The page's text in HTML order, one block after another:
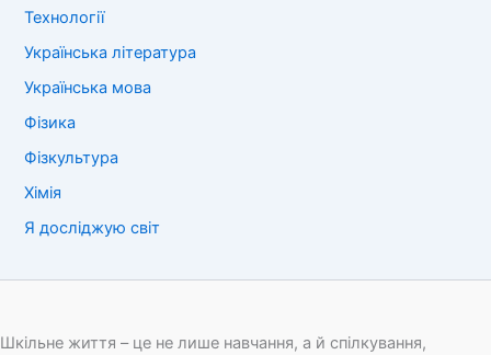
Технології
Українська література
Українська мова
Фізика
Фізкультура
Хімія
Я досліджую світ
Шкільне життя – це не лише навчання, а й спілкування,